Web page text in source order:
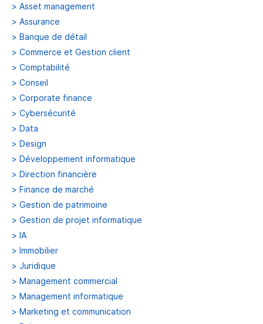
> Asset management
> Assurance
> Banque de détail
> Commerce et Gestion client
> Comptabilité
> Conseil
> Corporate finance
> Cybersécurité
> Data
> Design
> Développement informatique
> Direction financière
> Finance de marché
> Gestion de patrimoine
> Gestion de projet informatique
> IA
> Immobilier
> Juridique
> Management commercial
> Management informatique
> Marketing et communication